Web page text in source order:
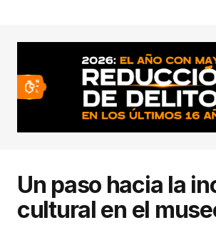
Un paso hacia la
cultural en el